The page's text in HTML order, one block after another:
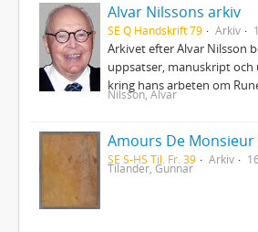
Alvar Nilssons arkiv
SE Q Handskrift 79 Arkiv
Arkivet efter Alvar Nilsson
uppsatser, manuskript och
kring hans arbeten om
Nilsson, Alvar
SE S-HS Til. Fr. 39 Arkiv
Tilander, Gunnar